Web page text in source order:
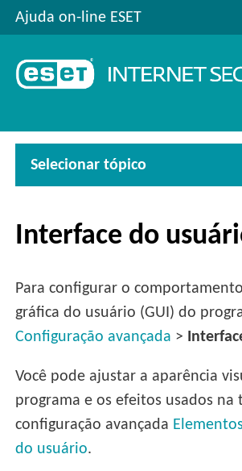
Ajuda on-line ESET
Selecionar tópico
Interface do
Para configurar o
gráfica do usuário (GUI) do
Configuração avançada >
Você pode ajustar a aparência
programa e os efeitos usados na
configuração avançada
do usuário.